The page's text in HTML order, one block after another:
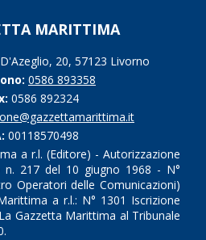
MARITTIMA
20, 57123 Livorno
0586 893358
0586 892324
00118570498
a r.l. (Editore) - Autorizzazione
n. 217 del 10 giugno 1968 - N°
Operatori delle Comunicazioni)
a r.l.: N° 1301 Iscrizione
Gazzetta Marittima al Tribunale